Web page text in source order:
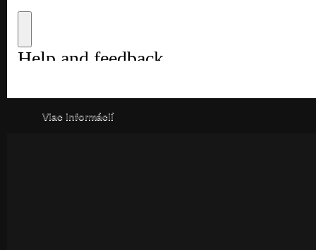
Viac informácií